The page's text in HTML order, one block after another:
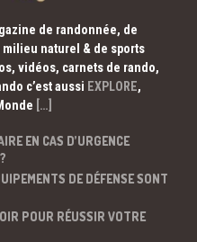
de randonnée, de
naturel & de sports
vidéos, carnets de rando,
c’est aussi EXPLORE,
[…]
EN CAS D’URGENCE
DE DÉFENSE SONT
POUR RÉUSSIR VOTRE